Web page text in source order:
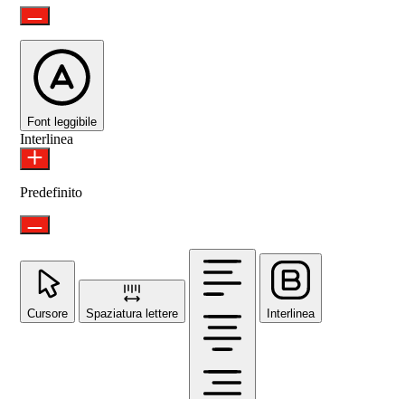
Font leggibile
Interlinea
Predefinito
Cursore Spaziatura lettere Interlinea